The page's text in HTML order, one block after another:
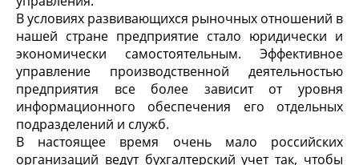
В условиях развивающихся рыночных отношений в
нашей стране предприятие стало юридически и
экономически самостоятельным. Эффективное
управление производственной деятельностью
предприятия все более зависит от уровня
информационного обеспечения его отдельных
подразделений и служб.
В настоящее время очень мало российских
организаций ведут бухгалтерский учет так, чтобы